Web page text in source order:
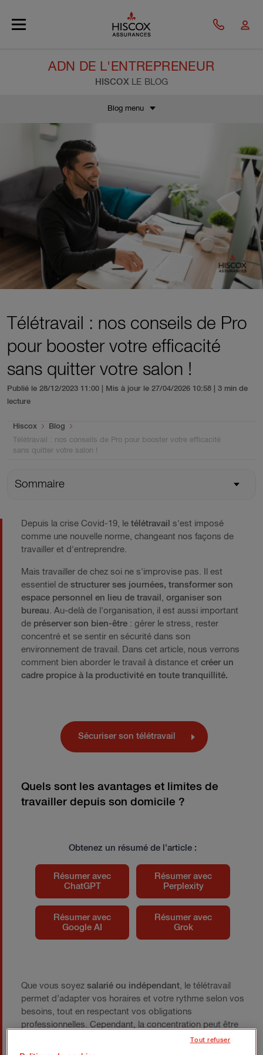
ADN DE L'ENTREPRENEUR
HISCOX LE BLOG
Blog menu
Télétravail : nos conseils de Pro
pour booster votre efficacité
sans quitter votre salon !
Publié le 28/12/2023 11:00 | Mis à jour le 27/04/2026 10:58
| 3 min de
lecture
You are here:
Hiscox
Blog
Télétravail : nos conseils de Pro pour booster votre efficacité
sans quitter votre salon !
Sommaire
Depuis la crise Covid-19, le télétravail s'est imposé
comme une nouvelle norme, changeant nos façons de
travailler et d'entreprendre.
Mais travailler de chez soi ne s'improvise pas. Il est
essentiel de structurer ses journées, transformer son
espace personnel en lieu de travail
organiser son
bureau . Au-delà de l'organisation, il est aussi important
de préserver son bien-être : gérer le stress, rester
concentré et se sentir en sécurité dans son
environnement de travail. Dans cet article, nous verrons
comment bien aborder le travail à distance et créer un
cadre propice à la productivité en toute tranquillité.
Sécuriser son télétravail
Quels sont les avantages et limites de
travailler depuis son domicile ?
Obtenez un résumé de l'article :
Résumer avec
ChatGPT
Résumer avec
Perplexity
Résumer avec
Google AI
Résumer avec
Grok
Que vous soyezsalarié ou indépendant, le télétravail
permet d’adapter vos horaires et votre rythme selon vos
besoins, tout en respectant vos obligations
professionnelles. Cependant, la concentration peut être
compromise par de nombreuses distractions.Tout refuser